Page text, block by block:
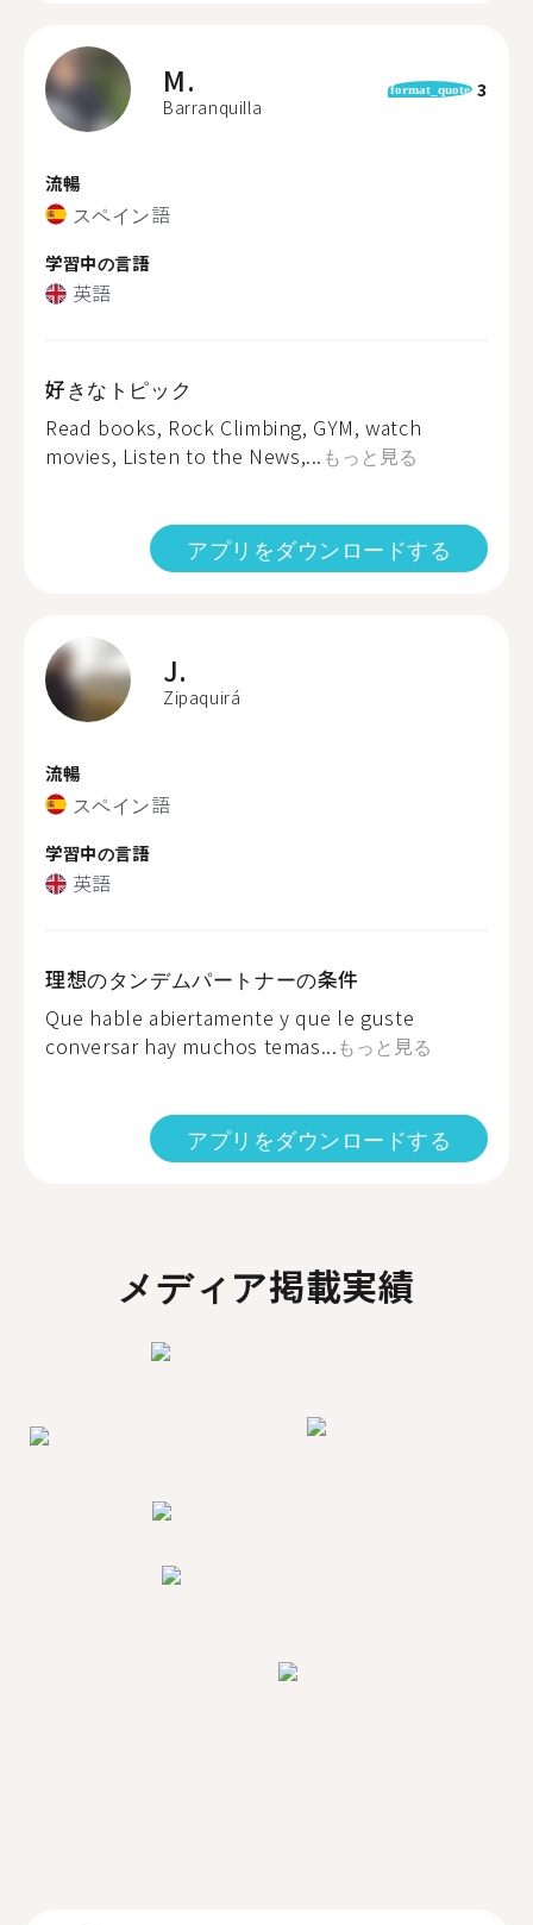
M.
Barranquilla
format_quote 3
流暢
スペイン語
学習中の言語
英語
好きなトピック
Read books, Rock Climbing, GYM, watch
movies, Listen to the News,... もっと見る
アプリをダウンロードする
J.
Zipaquirá
流暢
スペイン語
学習中の言語
英語
理想のタンデムパートナーの条件
Que hable abiertamente y que le guste
conversar hay muchos temas...もっと見る
アプリをダウンロードする
メディア掲載実績